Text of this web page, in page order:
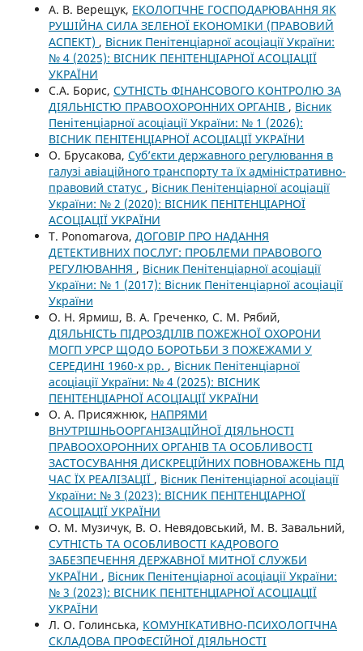
А. В. Верещук, ЕКОЛОГІЧНЕ ГОСПОДАРЮВАННЯ ЯК
РУШІЙНА СИЛА ЗЕЛЕНОЇ ЕКОНОМІКИ (ПРАВОВИЙ
АСПЕКТ) , Вісник Пенітенціарної асоціації України:
№ 4 (2025): ВІСНИК ПЕНІТЕНЦІАРНОЇ АСОЦІАЦІЇ
УКРАЇНИ
С.А. Борис, СУТНІСТЬ ФІНАНСОВОГО КОНТРОЛЮ ЗА
ДІЯЛЬНІСТЮ ПРАВООХОРОННИХ ОРГАНІВ , Вісник
Пенітенціарної асоціації України: № 1 (2026):
ВІСНИК ПЕНІТЕНЦІАРНОЇ АСОЦІАЦІЇ УКРАЇНИ
О. Брусакова, Суб’єкти державного регулювання в
галузі авіаційного транспорту та їх адміністративно-
правовий статус , Вісник Пенітенціарної асоціації
України: № 2 (2020): ВІСНИК ПЕНІТЕНЦІАРНОЇ
АСОЦІАЦІЇ УКРАЇНИ
T. Ponomarova, ДОГОВІР ПРО НАДАННЯ
ДЕТЕКТИВНИХ ПОСЛУГ: ПРОБЛЕМИ ПРАВОВОГО
РЕГУЛЮВАННЯ , Вісник Пенітенціарної асоціації
України: № 1 (2017): Вісник Пенітенціарної асоціації
України
О. Н. Ярмиш, В. А. Греченко, С. М. Рябий,
ДІЯЛЬНІСТЬ ПІДРОЗДІЛІВ ПОЖЕЖНОЇ ОХОРОНИ
МОГП УРСР ЩОДО БОРОТЬБИ З ПОЖЕЖАМИ У
СЕРЕДИНІ 1960-х рр. , Вісник Пенітенціарної
асоціації України: № 4 (2025): ВІСНИК
ПЕНІТЕНЦІАРНОЇ АСОЦІАЦІЇ УКРАЇНИ
О. А. Присяжнюк, НАПРЯМИ
ВНУТРІШНЬООРГАНІЗАЦІЙНОЇ ДІЯЛЬНОСТІ
ПРАВООХОРОННИХ ОРГАНІВ ТА ОСОБЛИВОСТІ
ЗАСТОСУВАННЯ ДИСКРЕЦІЙНИХ ПОВНОВАЖЕНЬ ПІД
ЧАС ЇХ РЕАЛІЗАЦІЇ , Вісник Пенітенціарної асоціації
України: № 3 (2023): ВІСНИК ПЕНІТЕНЦІАРНОЇ
АСОЦІАЦІЇ УКРАЇНИ
О. М. Музичук, В. О. Невядовський, М. В. Завальний,
СУТНІСТЬ ТА ОСОБЛИВОСТІ КАДРОВОГО
ЗАБЕЗПЕЧЕННЯ ДЕРЖАВНОЇ МИТНОЇ СЛУЖБИ
УКРАЇНИ , Вісник Пенітенціарної асоціації України:
№ 3 (2023): ВІСНИК ПЕНІТЕНЦІАРНОЇ АСОЦІАЦІЇ
УКРАЇНИ
Л. О. Голинська, КОМУНІКАТИВНО-ПСИХОЛОГІЧНА
СКЛАДОВА ПРОФЕСІЙНОЇ ДІЯЛЬНОСТІ